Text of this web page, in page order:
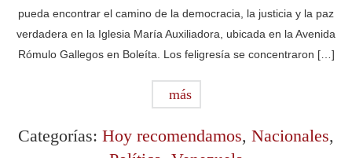
pueda encontrar el camino de la democracia, la justicia y la paz
verdadera en la Iglesia María Auxiliadora, ubicada en la Avenida
Rómulo Gallegos en Boleíta. Los feligresía se concentraron […]
más
Categorías: Hoy recomendamos, Nacionales,